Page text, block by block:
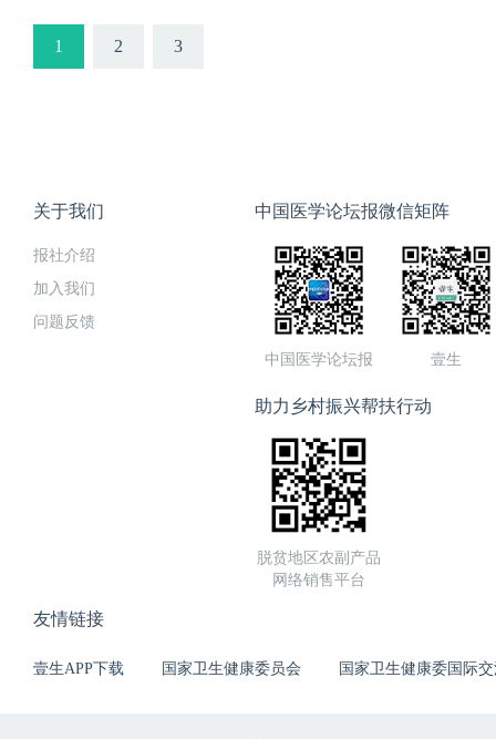
1 2 3
关于我们
报社介绍
加入我们
问题反馈
中国医学论坛报微信矩阵
中国医学论坛报 壹生
助力乡村振兴帮扶行动
脱贫地区农副产品
网络销售平台
友情链接
壹生APP下载 国家卫生健康委员会 国家卫生健康委国际